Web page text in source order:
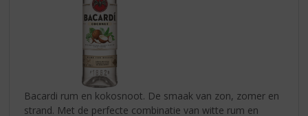
Bacardi rum en kokosnoot. De smaak van zon, zomer en
strand. Met de perfecte combinatie van witte rum en